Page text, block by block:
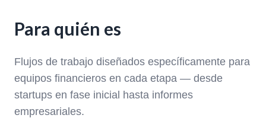
Para quién es
Flujos de trabajo diseñados específicamente para
equipos financieros en cada etapa — desde
startups en fase inicial hasta informes
empresariales.